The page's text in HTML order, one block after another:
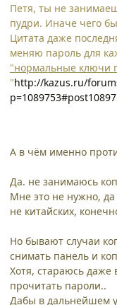
Петя, ты не
пудри. Иначе чего
Цитата даже
меняю пароль для
"нормальные ключи
"http://kazus.ru/
А в чём именно
Да. не занимаюсь
Мне это не нужно,
не китайских,
Но бывают случаи
снимать панель и
Хотя, стараюсь даже
прочитать пароли..
Дабы в дальнейшем